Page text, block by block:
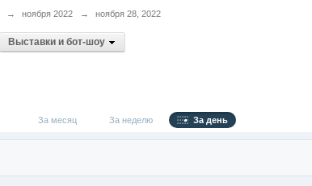
→ ноября 2022 → ноября 28, 2022
Выставки и бот-шоу
За месяц За неделю За день